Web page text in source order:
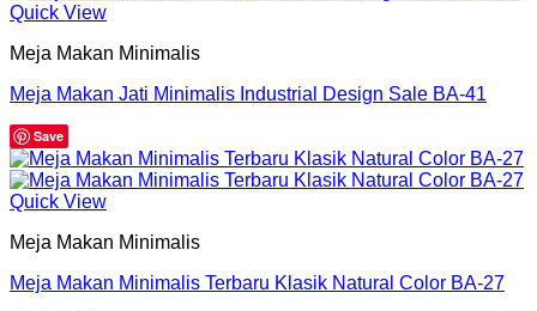
Quick View
Meja Makan Minimalis
Meja Makan Jati Minimalis Industrial Design Sale BA-41
Save
Quick View
Meja Makan Minimalis
Meja Makan Minimalis Terbaru Klasik Natural Color BA-27